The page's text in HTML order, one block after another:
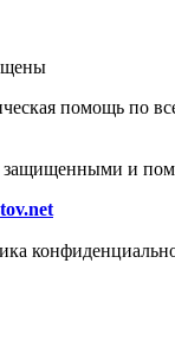
помощь по
и